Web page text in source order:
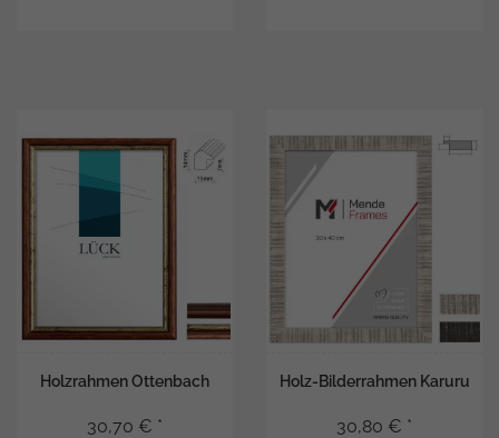
Holzrahmen Ottenbach
30,70 € *
Holz-Bilderrahmen Karuru
30,80 € *